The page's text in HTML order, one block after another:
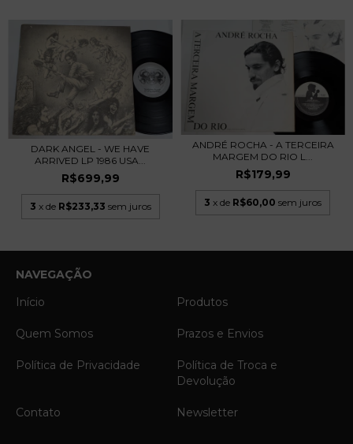
DARK ANGEL - WE HAVE
ARRIVED LP 1986 USA...
R$699,99
3 x de R$233,33 sem juros
ANDRÉ ROCHA - A TERCEIRA
MARGEM DO RIO L...
R$179,99
3 x de R$60,00 sem juros
NAVEGAÇÃO
Início
Produtos
Quem Somos Prazos e Envios
Política de Privacidade
Política de Troca e
Devolução
Contato Newsletter